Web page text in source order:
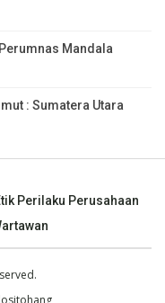
Mandala
: Sumatera Utara
Perilaku Perusahaan